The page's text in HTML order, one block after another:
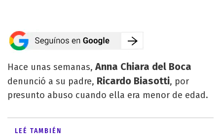
Hace unas semanas,Anna Chiara del Boca
denunció a su padre, Ricardo Biasotti, por
presunto abuso cuando ella era menor de edad.
LEÉ TAMBIÉN